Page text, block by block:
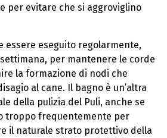
per evitare che si aggroviglino
essere eseguito regolarmente,
per mantenere le corde
la formazione di nodi che
al cane. Il bagno è un’altra
della pulizia del Puli, anche se
troppo frequentemente per
il naturale strato protettivo della